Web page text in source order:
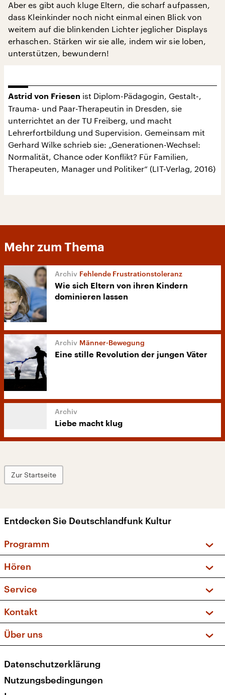
Aber es gibt auch kluge Eltern, die scharf aufpassen,
dass Kleinkinder noch nicht einmal einen Blick von
weitem auf die blinkenden Lichter jeglicher Displays
erhaschen. Stärken wir sie alle, indem wir sie loben,
unterstützen, bewundern!
Astrid von Friesen ist Diplom-Pädagogin, Gestalt-,
Trauma- und Paar-Therapeutin in Dresden, sie
unterrichtet an der TU Freiberg, und macht
Lehrerfortbildung und Supervision. Gemeinsam mit
Gerhard Wilke schrieb sie: „Generationen-Wechsel:
Normalität, Chance oder Konflikt? Für Familien,
Therapeuten, Manager und Politiker“ (LIT-Verlag, 2016)
Mehr zum Thema
Fehlende Frustrationstoleranz
Wie sich Eltern von ihren Kindern
dominieren lassen
Männer-Bewegung
Eine stille Revolution der jungen Väter
Liebe macht klug
Zur Startseite
Entdecken Sie Deutschlandfunk Kultur
Programm
Sendungen und Podcasts
Musikliste
Kakadu – Das Kinderprogramm
Hören
Frequenzen (UKW + DAB+)
Service
FAQ
Apps
Newsletter
Veranstaltungen
Kontakt
Social Media
Über uns
Presse
Karriere
Datenschutzerklärung
Nutzungsbedingungen